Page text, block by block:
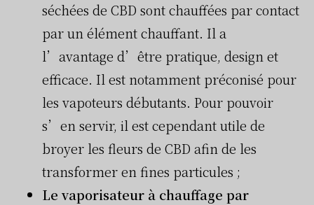
séchées de CBD sont chauffées par contact
par un élément chauffant. Il a
l’avantage d’être pratique, design et
efficace. Il est notamment préconisé pour
les vapoteurs débutants. Pour pouvoir
s’en servir, il est cependant utile de
broyer les fleurs de CBD afin de les
transformer en fines particules ;
Le vaporisateur à chauffage par